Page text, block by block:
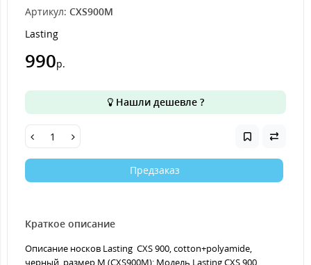
Артикул: CXS900M
Lasting
990р.
Нашли дешевле ?
Предзаказ
Краткое описание
Описание носков Lasting CXS 900, cotton+polyamide,
черный, размер M (CXS900M): Модель Lasting CXS 900